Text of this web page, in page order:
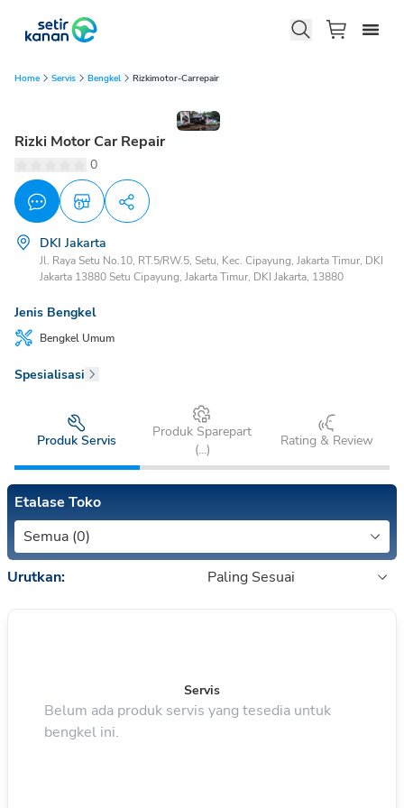
Home Servis Bengkel Rizkimotor-Carrepair
Rizki Motor Car Repair
0
DKI Jakarta
Jl. Raya Setu No.10, RT.5/RW.5, Setu, Kec. Cipayung, Jakarta Timur, DKI
Jakarta 13880 Setu Cipayung, Jakarta Timur, DKI Jakarta, 13880
Jenis Bengkel
Bengkel Umum
Spesialisasi
Produk Servis
Produk Sparepart
(...)
Rating & Review
Etalase Toko
Semua (0)
Urutkan: Paling Sesuai
Servis
Belum ada produk servis yang tesedia untuk
bengkel ini.